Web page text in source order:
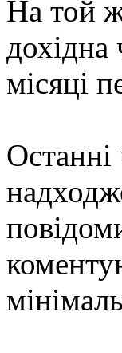
На той
місяці
Останні